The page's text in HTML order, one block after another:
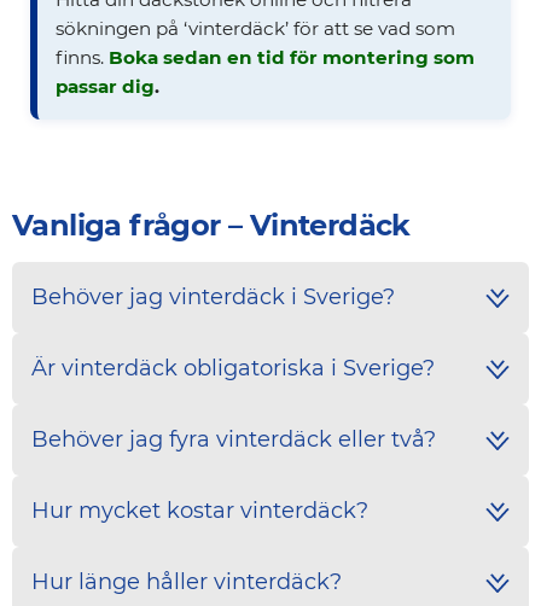
sökningen på ‘vinterdäck’ för att se vad som
finns. Boka sedan en tid för montering som
passar dig.
Vanliga frågor – Vinterdäck
Behöver jag vinterdäck i Sverige?
Är vinterdäck obligatoriska i Sverige?
Behöver jag fyra vinterdäck eller två?
Hur mycket kostar vinterdäck?
Hur länge håller vinterdäck?